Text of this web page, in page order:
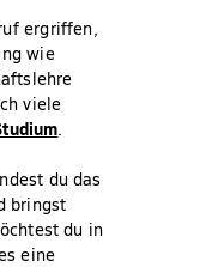
ergriffen,
wie
viele
.
du das
bringst
du in
eine